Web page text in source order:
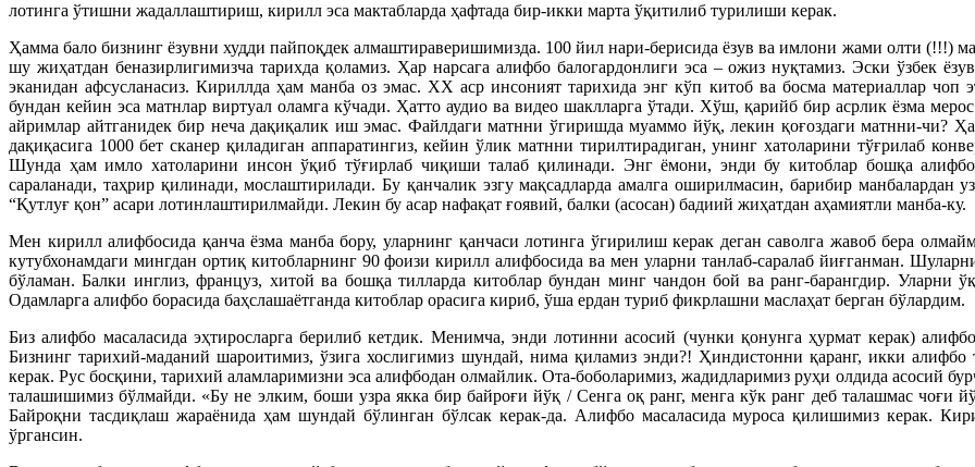
лотинга ўтишни жадаллаштириш, кирилл эса мактабларда ҳафтада бир-икки марта ўқитилиб турилиши керак.
Ҳамма бало бизнинг ёзувни худди пайпоқдек алмаштираверишимизда. 100 йил нари-берисида ёзув ва имлони жами олти (!!!)
шу жиҳатдан беназирлигимизча тарихда қоламиз. Ҳар нарсага алифбо балогардонлиги эса – ожиз нуқтамиз. Эски ўзбек
эканидан афсусланасиз. Кириллда ҳам манба оз эмас. ХХ аср инсоният тарихида энг кўп китоб ва босма материаллар чоп
бундан кейин эса матнлар виртуал оламга кўчади. Ҳатто аудио ва видео шаклларга ўтади. Хўш, қарийб бир асрлик ёзма
айримлар айтганидек бир неча дақиқалик иш эмас. Файлдаги матнни ўгиришда муаммо йўқ, лекин қоғоздаги матнни-чи?
дақиқасига 1000 бет сканер қиладиган аппаратингиз, кейин ўлик матнни тирилтирадиган, унинг хатоларини тўғрилаб
Шунда ҳам имло хатоларини инсон ўқиб тўғирлаб чиқиши талаб қилинади. Энг ёмони, энди бу китоблар бошқа
сараланади, таҳрир қилинади, мослаштирилади. Бу қанчалик эзгу мақсадларда амалга оширилмасин, барибир
“Қутлуғ қон” асари лотинлаштирилмайди. Лекин бу асар нафақат ғоявий, балки (асосан) бадиий жиҳатдан аҳамиятли манба-ку.
Мен кирилл алифбосида қанча ёзма манба бору, уларнинг қанчаси лотинга ўгирилиш керак деган саволга жавоб бера
кутубхонамдаги мингдан ортиқ китобларнинг 90 фоизи кирилл алифбосида ва мен уларни танлаб-саралаб йиғганман.
бўламан. Балки инглиз, француз, хитой ва бошқа тилларда китоблар бундан минг чандон бой ва ранг-барангдир.
Одамларга алифбо борасида баҳслашаётганда китоблар орасига кириб, ўша ердан туриб фикрлашни маслаҳат берган бўлардим.
Биз алифбо масаласида эҳтиросларга берилиб кетдик. Менимча, энди лотинни асосий (чунки қонунга ҳурмат керак)
Бизнинг тарихий-маданий шароитимиз, ўзига хослигимиз шундай, нима қиламиз энди?! Ҳиндистонни қаранг, икки
керак. Рус босқини, тарихий аламларимизни эса алифбодан олмайлик. Ота-боболаримиз, жадидларимиз руҳи олдида асосий
талашишимиз бўлмайди. «Бу не элким, боши узра якка бир байроғи йўқ / Сенга оқ ранг, менга кўк ранг деб талашмас чоғи
Байроқни тасдиқлаш жараёнида ҳам шундай бўлинган бўлсак керак-да. Алифбо масаласида муроса қилишимиз керак.
ўргансин.